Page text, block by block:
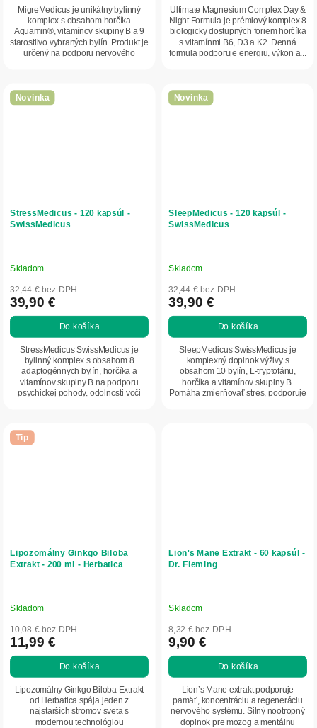
MigreMedicus je unikátny bylinný
komplex s obsahom horčíka
Aquamin®, vitamínov skupiny B a 9
starostlivo vybraných bylín. Produkt je
určený na podporu nervového
Ultimate Magnesium Complex Day &
Night Formula je prémiový komplex 8
biologicky dostupných foriem horčíka
s vitamínmi B6, D3 a K2. Denná
formula podporuje energiu, výkon a...
Novinka
StressMedicus - 120 kapsúl -
SwissMedicus
Skladom
32,44 € bez DPH
39,90 €
Do košíka
StressMedicus SwissMedicus je
bylinný komplex s obsahom 8
adaptogénnych bylín, horčíka a
vitamínov skupiny B na podporu
psychickej pohody, odolnosti voči
Novinka
SleepMedicus - 120 kapsúl -
SwissMedicus
Skladom
32,44 € bez DPH
39,90 €
Do košíka
SleepMedicus SwissMedicus je
komplexný doplnok výživy s
obsahom 10 bylín, L-tryptofánu,
horčíka a vitamínov skupiny B.
Pomáha zmierňovať stres, podporuje
Tip
Lipozomálny Ginkgo Biloba
Extrakt - 200 ml - Herbatica
Skladom
10,08 € bez DPH
11,99 €
Do košíka
Lipozomálny Ginkgo Biloba Extrakt
od Herbatica spája jeden z
najstarších stromov sveta s
modernou technológiou
Lion's Mane Extrakt - 60 kapsúl -
Dr. Fleming
Skladom
8,32 € bez DPH
9,90 €
Do košíka
Lion’s Mane extrakt podporuje
pamäť, koncentráciu a regeneráciu
nervového systému. Silný nootropný
doplnok pre mozog a mentálnu